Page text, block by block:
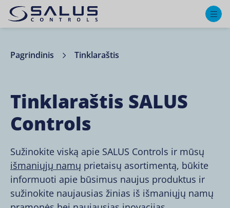
Pagrindinis Tinklaraštis
Tinklaraštis SALUS
Controls
Sužinokite viską apie SALUS Controls ir mūsų
išmaniųjų namų prietaisų asortimentą, būkite
informuoti apie būsimus naujus produktus ir
sužinokite naujausias žinias iš išmaniųjų namų